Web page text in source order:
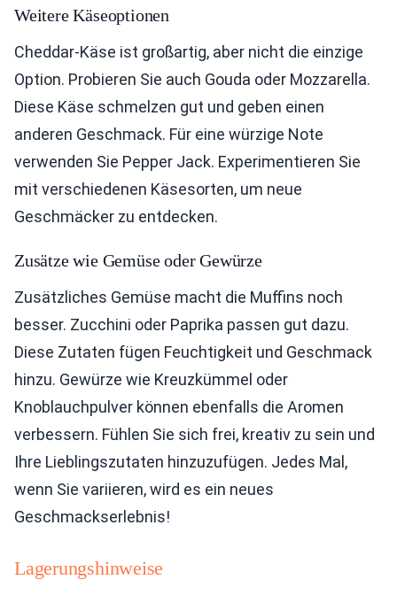
Weitere Käseoptionen
Cheddar-Käse ist großartig, aber nicht die einzige
Option. Probieren Sie auch Gouda oder Mozzarella.
Diese Käse schmelzen gut und geben einen
anderen Geschmack. Für eine würzige Note
verwenden Sie Pepper Jack. Experimentieren Sie
mit verschiedenen Käsesorten, um neue
Geschmäcker zu entdecken.
Zusätze wie Gemüse oder Gewürze
Zusätzliches Gemüse macht die Muffins noch
besser. Zucchini oder Paprika passen gut dazu.
Diese Zutaten fügen Feuchtigkeit und Geschmack
hinzu. Gewürze wie Kreuzkümmel oder
Knoblauchpulver können ebenfalls die Aromen
verbessern. Fühlen Sie sich frei, kreativ zu sein und
Ihre Lieblingszutaten hinzuzufügen. Jedes Mal,
wenn Sie variieren, wird es ein neues
Geschmackserlebnis!
Lagerungshinweise